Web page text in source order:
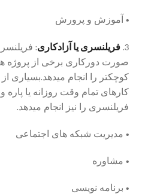
• آموزش و پرورش
3. فریلنسری یا آزادکاری:
صورت دورکاری برخی از پروژه
کوچکتر را انجام میدهد.بسیاری
کارهای تمام وقت روزانه یا
فریلنسری را نیز انجام میدهد.
• مدیریت شبکه های اجتماعی
• مشاوره
• برنامه نویسی